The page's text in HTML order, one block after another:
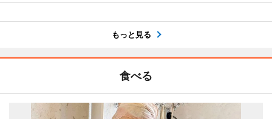
もっと見る
食べる